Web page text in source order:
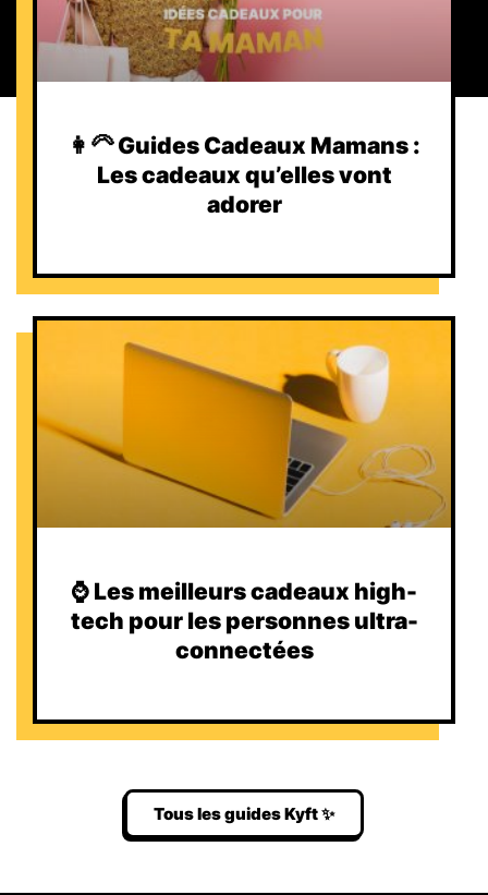
👩‍🦳 Guides Cadeaux Mamans :
Les cadeaux qu’elles vont
adorer
⌚️ Les meilleurs cadeaux high-
tech pour les personnes ultra-
connectées
Tous les guides Kyft ✨